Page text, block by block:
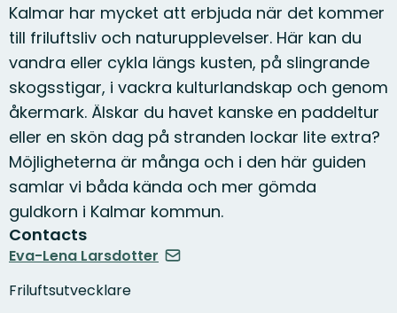
Kalmar har mycket att erbjuda när det kommer
till friluftsliv och naturupplevelser. Här kan du
vandra eller cykla längs kusten, på slingrande
skogsstigar, i vackra kulturlandskap och genom
åkermark. Älskar du havet kanske en paddeltur
eller en skön dag på stranden lockar lite extra?
Möjligheterna är många och i den här guiden
samlar vi båda kända och mer gömda
guldkorn i Kalmar kommun.
Contacts
Eva-Lena Larsdotter
Friluftsutvecklare